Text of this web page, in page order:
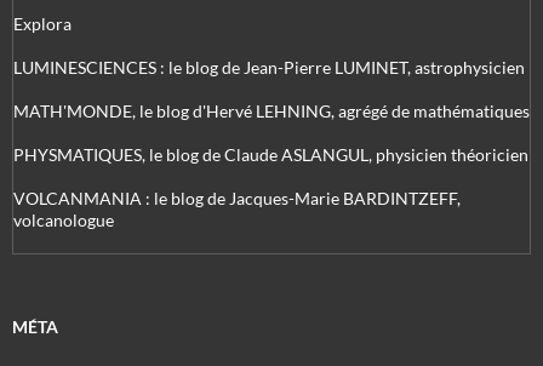
Explora
LUMINESCIENCES : le blog de Jean-Pierre LUMINET, astrophysicien
MATH'MONDE, le blog d'Hervé LEHNING, agrégé de mathématiques
PHYSMATIQUES, le blog de Claude ASLANGUL, physicien théoricien
VOLCANMANIA : le blog de Jacques-Marie BARDINTZEFF,
volcanologue
MÉTA